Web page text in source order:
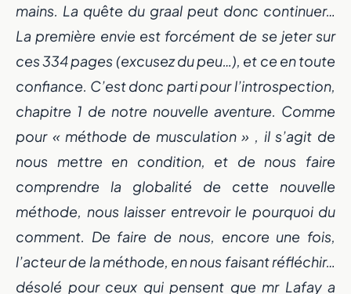
mains. La quête du graal peut donc continuer…
La première envie est forcément de se jeter sur
ces 334 pages (excusez du peu…), et ce en toute
confiance. C’est donc parti pour l’introspection,
chapitre 1 de notre nouvelle aventure. Comme
pour « méthode de musculation » , il s’agit de
nous mettre en condition, et de nous faire
comprendre la globalité de cette nouvelle
méthode, nous laisser entrevoir le pourquoi du
comment. De faire de nous, encore une fois,
l’acteur de la méthode, en nous faisant réfléchir…
désolé pour ceux qui pensent que mr Lafay a